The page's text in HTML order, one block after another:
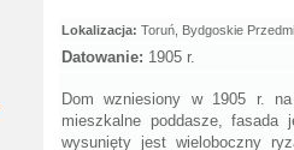
Lokalizacja: Toruń, Bydgoskie
Datowanie: 1905 r.
Dom wzniesiony w 1905 r.
mieszkalne poddasze,
wysunięty jest wieloboczny